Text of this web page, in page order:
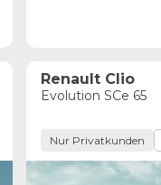
Renault Clio
Evolution SCe 65
Nur Privatkunden